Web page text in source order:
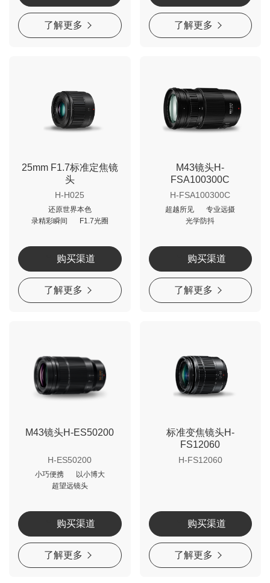
了解更多 了解更多
25mm F1.7标准定焦镜
头
H-H025
还原世界本色
录精彩瞬间
F1.7光圈
购买渠道
了解更多
M43镜头H-
FSA100300C
H-FSA100300C
超越所见
专业远摄
光学防抖
购买渠道
了解更多
M43镜头H-ES50200
H-ES50200
小巧便携
以小博大
超望远镜头
购买渠道
了解更多
标准变焦镜头H-
FS12060
H-FS12060
购买渠道
了解更多